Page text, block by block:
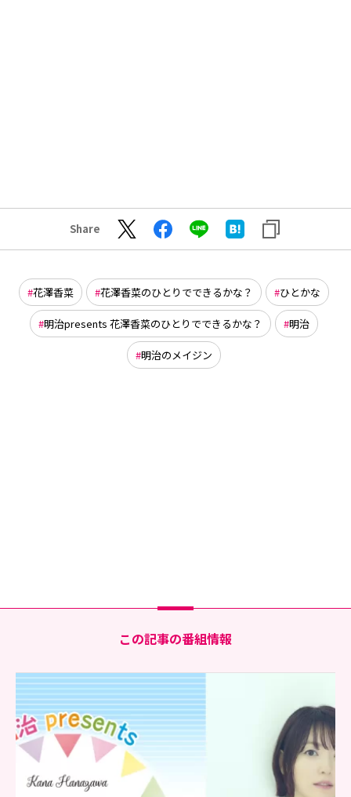
Share
花澤香菜 花澤香菜のひとりでできるかな？ ひとかな
明治presents 花澤香菜のひとりでできるかな？ 明治
明治のメイジン
この記事の番組情報